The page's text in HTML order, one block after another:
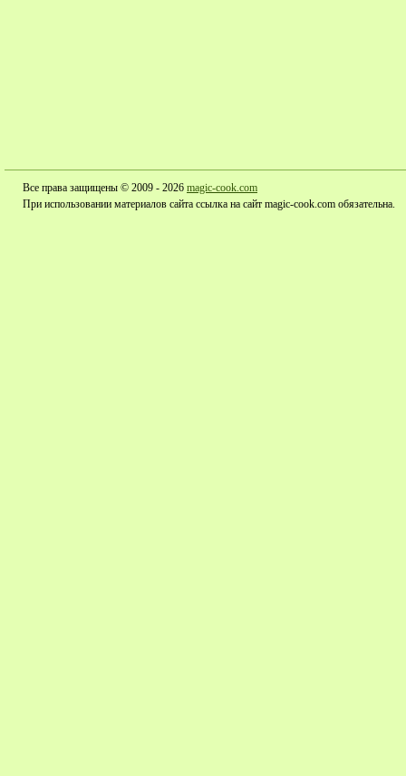
Все права защищены © 2009 - 2026 magic-cook.com
При использовании материалов сайта ссылка на сайт magic-cook.com обязательна.